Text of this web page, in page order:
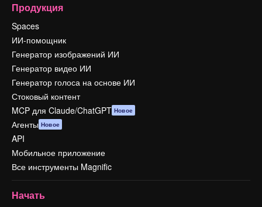
Продукция
Spaces
ИИ-помощник
Генератор изображений ИИ
Генератор видео ИИ
Генератор голоса на основе ИИ
Стоковый контент
MCP для Claude/ChatGPT Новое
Агенты Новое
API
Мобильное приложение
Все инструменты Magnific
Начать